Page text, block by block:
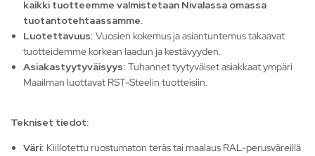
kaikki tuotteemme valmistetaan Nivalassa omassa
tuotantotehtaassamme.
Luotettavuus: Vuosien kokemus ja asiantuntemus takaavat
tuotteidemme korkean laadun ja kestävyyden.
Asiakastyytyväisyys: Tuhannet tyytyväiset asiakkaat ympäri
Maailman luottavat RST-Steelin tuotteisiin.
Tekniset tiedot:
Väri: Kiillotettu ruostumaton teräs tai maalaus RAL-perusväreillä